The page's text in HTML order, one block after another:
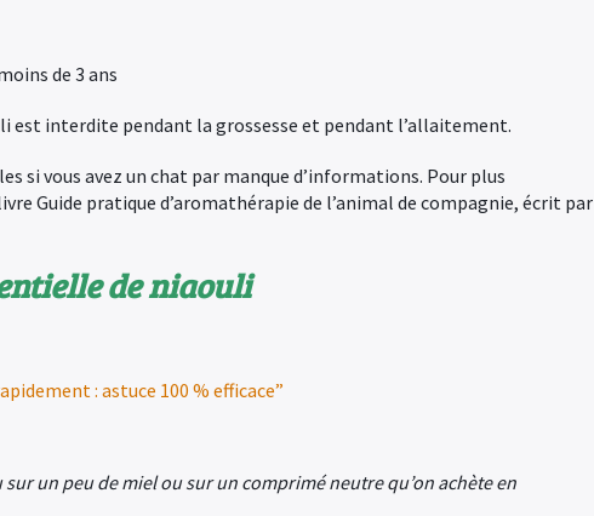
de 3 ans
est interdite pendant la grossesse et pendant l’allaitement.
si vous avez un chat par manque d’informations. Pour plus
Guide pratique d’aromathérapie de l’animal de compagnie, écrit par
deniaouli
: astuce 100 % efficace”
un peu de miel ou sur un comprimé neutre qu’on achète en